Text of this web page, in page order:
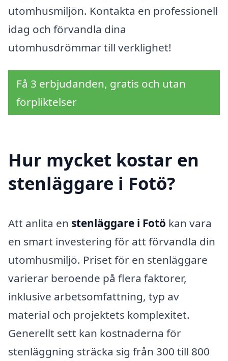
utomhusmiljön. Kontakta en professionell
idag och förvandla dina
utomhusdrömmar till verklighet!
Få 3 erbjudanden, gratis och utan
förpliktelser
Hur mycket kostar en
stenläggare i Fotö?
Att anlita en stenläggare i Fotö kan vara
en smart investering för att förvandla din
utomhusmiljö. Priset för en stenläggare
varierar beroende på flera faktorer,
inklusive arbetsomfattning, typ av
material och projektets komplexitet.
Generellt sett kan kostnaderna för
stenläggning sträcka sig från 300 till 800